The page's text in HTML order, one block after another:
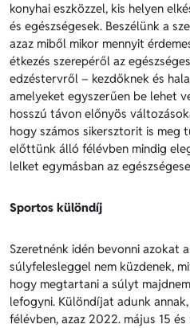
konyhai eszközzel, kis helyen
és egészségesek. Beszélünk a
azaz miből mikor mennyit
étkezés szerepéről az
edzéstervről – kezdőknek és
amelyeket egyszerűen be lehet
hosszú távon előnyös
hogy számos sikersztorit is meg
előttünk álló félévben mindig
lelket egymásban az
Sportos különdíj
Szeretnénk idén bevonni azokat
súlyfelesleggel nem küzdenek,
hogy megtartani a súlyt
lefogyni. Különdíjat adunk
félévben, azaz 2022. május 15